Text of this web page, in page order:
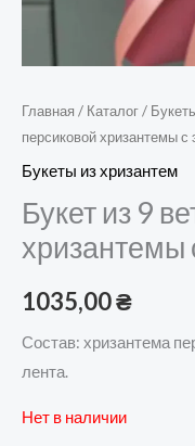
Главная / Каталог/
персиковой хризантемы с
Букеты из хризантем
Букет из 9
хризантемы
1035,00₴
Состав: хризантема
лента.
Нет в наличии